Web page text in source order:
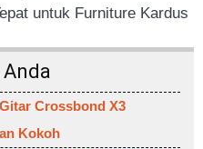
untuk Furniture Kardus
Crossbond X3
Kokoh